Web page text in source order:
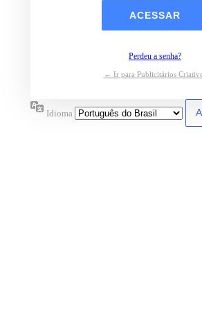
Perdeu a senha?
← Ir para Publicitários
Idioma